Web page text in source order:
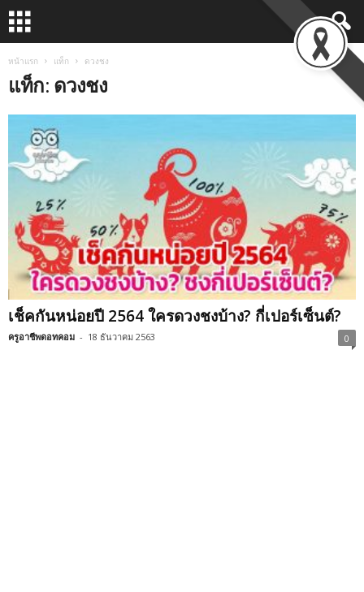
หน้าแรก แท็ก ดวงชง
แท็ก: ดวงชง
เช็คกันหน่อยปี 2564 ใครดวงชงบ้าง? กี่เปอร์เซ็นต์?
ครูอาชีพดอทคอม - 18 ธันวาคม 2563 0